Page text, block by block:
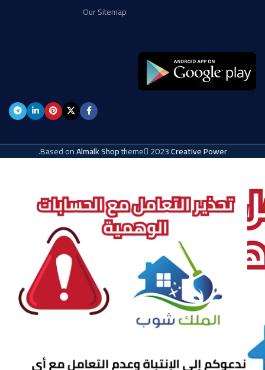
Our Sitemap
Based onAlmalk Shoptheme 2023Creative Power
.